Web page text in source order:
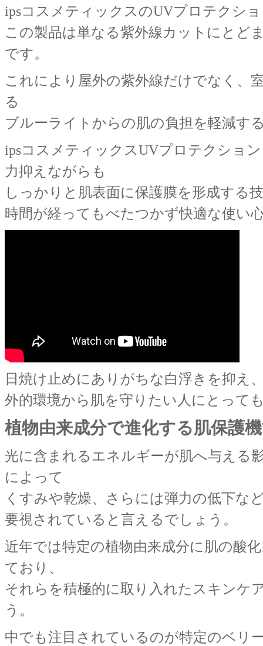
ipsコスメティックスのUVプロテクシ
この製品は単なる紫外線カットにとど
です。
これにより屋外の紫外線だけでなく、
る
ブルーライトからの肌の負担を軽減す
ipsコスメティックスUVプロテクショ
力抑えながらも
しっかりと肌表面に保護膜を形成する
時間が経ってもべたつかず快適な使い
日焼け止めにありがちな白浮きを抑え
外的環境から肌を守りたい人にとって
植物由来成分で進化する肌保護
光に含まれるエネルギーが肌へ与える
によって
くすみや乾燥、さらには弾力の低下な
要視されていると言えるでしょう。
近年では特定の植物由来成分に肌の酸
ており、
それらを積極的に取り入れたスキンケ
う。
中でも注目されているのが特定のベリ